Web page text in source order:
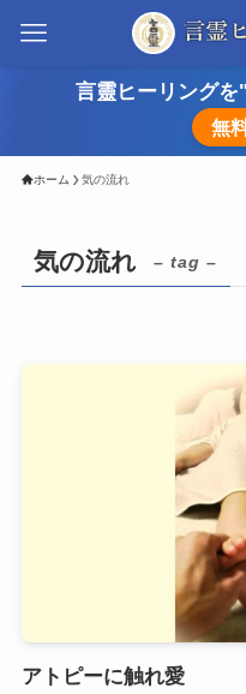
言靈ヒーリング
無
ホーム 気の流れ
気の流れ – tag –
アトピーに触れ愛